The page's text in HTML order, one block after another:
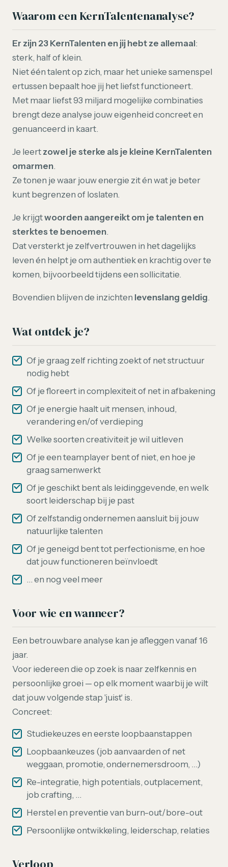
Waarom een KernTalentenanalyse?
Er zijn 23 KernTalenten en jij hebt ze allemaal:
sterk, half of klein.
Niet één talent op zich, maar het unieke samenspel
ertussen bepaalt hoe jij het liefst functioneert.
Met maar liefst 93 miljard mogelijke combinaties
brengt deze analyse jouw eigenheid concreet en
genuanceerd in kaart.
Je leert zowel je sterke als je kleine KernTalenten
omarmen.
Ze tonen je waar jouw energie zit én wat je beter
kunt begrenzen of loslaten.
Je krijgtwoorden aangereikt om je talenten en
sterktes te benoemen.
Dat versterkt je zelfvertrouwen in het dagelijks
leven én helpt je om authentiek en krachtig over te
komen, bijvoorbeeld tijdens een sollicitatie.
Bovendien blijven de inzichten levenslang geldig.
Wat ontdek je?
Of je graag zelf richting zoekt of net structuur
nodig hebt
Of je floreert in complexiteit of net in afbakening
Of je energie haalt uit mensen, inhoud,
verandering en/of verdieping
Welke soorten creativiteit je wil uitleven
Of je een teamplayer bent of niet, en hoe je
graag samenwerkt
Of je geschikt bent als leidinggevende, en welk
soort leiderschap bij je past
Of zelfstandig ondernemen aansluit bij jouw
natuurlijke talenten
Of je geneigd bent tot perfectionisme, en hoe
dat jouw functioneren beïnvloedt
… en nog veel meer
Voor wie en wanneer?
Een betrouwbare analyse kan je afleggen vanaf 16
jaar.
Voor iedereen die op zoek is naar zelfkennis en
persoonlijke groei — op elk moment waarbij je wilt
dat jouw volgende stap 'juist' is.
Concreet:
Studiekeuzes en eerste loopbaanstappen
Loopbaankeuzes (job aanvaarden of net
weggaan, promotie, ondernemersdroom, …)
Re-integratie, high potentials, outplacement,
job crafting, …
Herstel en preventie van burn-out/bore-out
Persoonlijke ontwikkeling, leiderschap, relaties